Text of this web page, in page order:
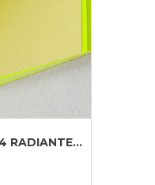
RADIANTE...